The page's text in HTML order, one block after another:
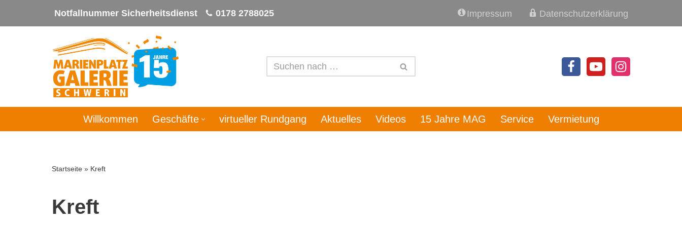
Zum
Notfallnummer Sicherheitsdienst 0178 2788025 Impressum Datenschutzerklärung
Willkommen Geschäfte virtueller Rundgang Aktuelles Videos 15 Jahre MAG Service Vermietung
Startseite » Kreft
Kreft